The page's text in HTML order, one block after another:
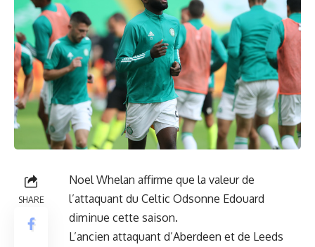
SHARE
Noel Whelan affirme que la valeur de
l’attaquant du Celtic Odsonne Edouard
diminue cette saison.
L’ancien attaquant d’Aberdeen et de Leeds